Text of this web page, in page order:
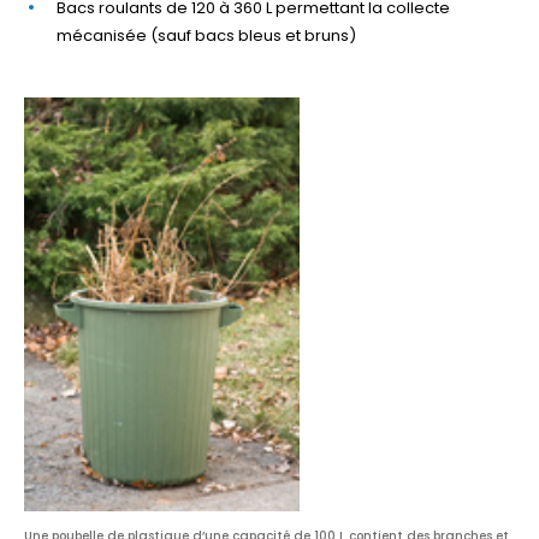
Bacs roulants de 120 à 360 L permettant la collecte
mécanisée (sauf bacs bleus et bruns)
Une poubelle de plastique d’une capacité de 100 L contient des branches et